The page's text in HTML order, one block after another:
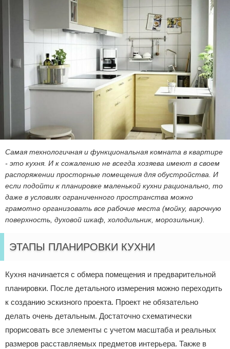
Самая технологичная и функциональная комната в квартире
- это кухня. И к сожалению не всегда хозяева имеют в своем
распоряжении просторные помещения для обустройства. И
если подойти к планировке маленькой кухни рационально, то
даже в условиях ограниченного пространства можно
грамотно организовать все рабочие места (мойку, варочную
поверхность, духовой шкаф, холодильник, морозильник).
ЭТАПЫ ПЛАНИРОВКИ КУХНИ
Кухня начинается с обмера помещения и предварительной
планировки. После детального измерения можно переходить
к созданию эскизного проекта. Проект не обязательно
делать очень детальным. Достаточно схематически
прорисовать все элементы с учетом масштаба и реальных
размеров расставляемых предметов интерьера. Также в